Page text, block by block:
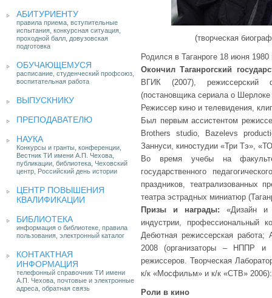
АБИТУРИЕНТУ
правила приема, вступительные
испытания, конкурсная ситуация,
проходной балл, довузовская
подготовка
ОБУЧАЮЩЕМУСЯ
расписание, студенческий профсоюз,
воспитательная работа
ВЫПУСКНИКУ
ПРЕПОДАВАТЕЛЮ
НАУКА
Конкурсы и гранты, конференции,
Вестник ТИ имени А.П. Чехова,
публикации, библиотека, Чеховский
центр, Российский день истории
ЦЕНТР ПОВЫШЕНИЯ
КВАЛИФИКАЦИИ
БИБЛИОТЕКА
информация о библиотеке, правила
пользования, электронный каталог
КОНТАКТНАЯ
ИНФОРМАЦИЯ
телефонный справочник ТИ имени
А.П. Чехова, почтовые и электронные
адреса, обратная связь
(творческая
Родился в Таганроге 18 июня 1980
Окончил Таганрогский
ВГИК (2007), режиссерский
(постановщика сериала о
Режиссер кино и телевидения,
Был первым ассистентом
Brothers studio, Bazelevs
Заннуси, киностудии «Три Тэ»,
Во время учебы на
государственного
праздников, театрализованных
театра эстрадных миниатюр
Призы и награды: «Дизайн и
индустрии, профессиональный
Дебютная режиссерская работа;
2008 (организаторы – НППР и
режиссеров. Творческая
к/к «Мосфильм» и к/к «СТВ»
Роли в кино